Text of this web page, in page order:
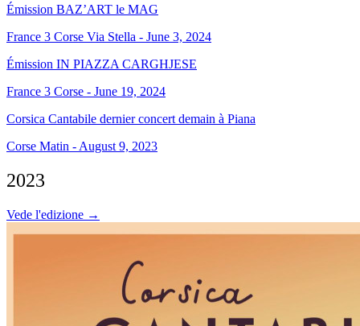
Émission BAZ’ART le MAG
France 3 Corse Via Stella - June 3, 2024
Émission IN PIAZZA CARGHJESE
France 3 Corse - June 19, 2024
Corsica Cantabile dernier concert demain à Piana
Corse Matin - August 9, 2023
2023
Vede l'edizione →